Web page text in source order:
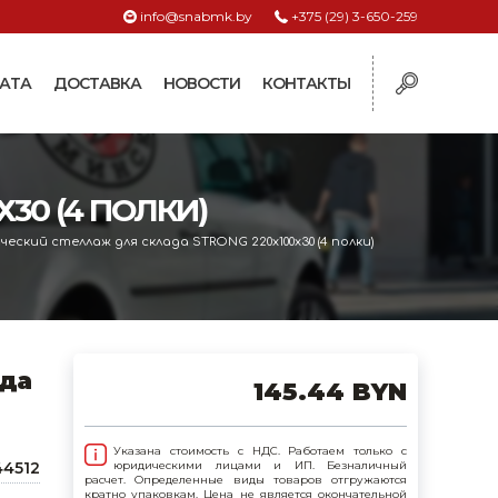
+375 (29) 3-650-259
info@snabmk.by
ДОСТАВКА НОВОСТИ КОНТАКТЫ
для систем
и
для
для птиц
(4 ПОЛКИ)
стеллаж для склада STRONG 220х100х30 (4 полки)
145.44 BYN
Указана стоимость с НДС. Работаем только с
юридическими лицами и ИП. Безналичный
расчет. Определенные виды товаров отгружаются
кратно упаковкам. Цена не является окончательной